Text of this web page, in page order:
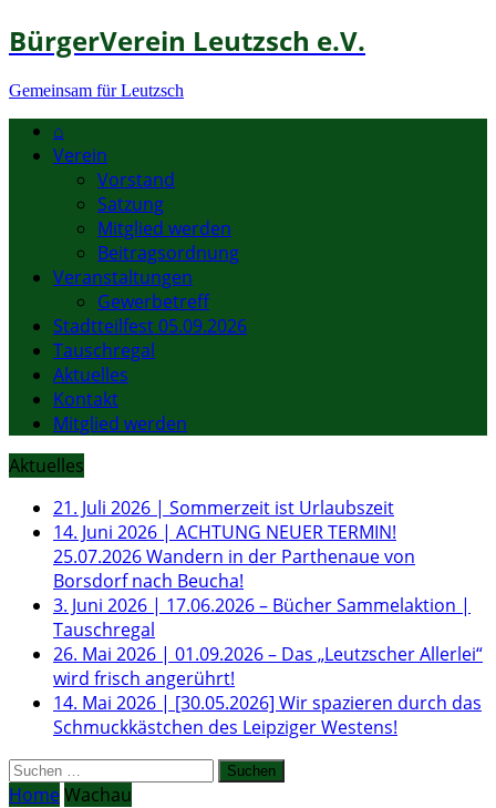
BürgerVerein Leutzsch e.V.
Gemeinsam für Leutzsch
⌂
Verein
Vorstand
Satzung
Mitglied werden
Beitragsordnung
Veranstaltungen
Gewerbetreff
Stadtteilfest 05.09.2026
Tauschregal
Aktuelles
Kontakt
Mitglied werden
Aktuelles
21. Juli 2026 | Sommerzeit ist Urlaubszeit
14. Juni 2026 | ACHTUNG NEUER TERMIN!
25.07.2026 Wandern in der Parthenaue von
Borsdorf nach Beucha!
3. Juni 2026 | 17.06.2026 – Bücher Sammelaktion |
Tauschregal
26. Mai 2026 | 01.09.2026 – Das „Leutzscher Allerlei“
wird frisch angerührt!
14. Mai 2026 | [30.05.2026] Wir spazieren durch das
Schmuckkästchen des Leipziger Westens!
Suchen
nach:
HomeWachau